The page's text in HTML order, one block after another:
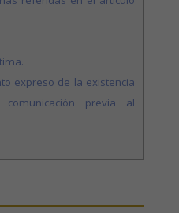
expreso de la existencia
previa al